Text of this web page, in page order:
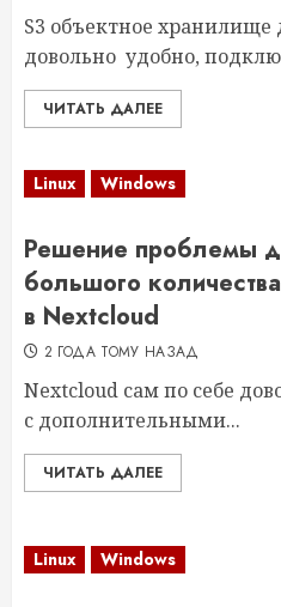
S3 объектное хранилище
довольно удобно,
ЧИТАТЬ ДАЛЕЕ
Linux Windows
Решение проблемы
большого
в Nextcloud
2 ГОДА ТОМУ НАЗАД
Nextcloud сам по себе
с дополнительными...
ЧИТАТЬ ДАЛЕЕ
Linux Windows